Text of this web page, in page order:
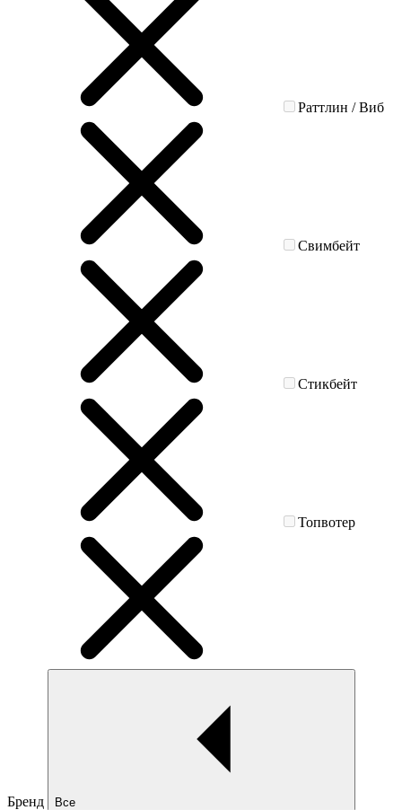
Раттлин / Виб
Свимбейт
Стикбейт
Топвотер
Бренд Все